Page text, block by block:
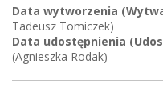
Data wytworzenia
Tadeusz Tomiczek)
Data udostępnienia
(Agnieszka Rodak)